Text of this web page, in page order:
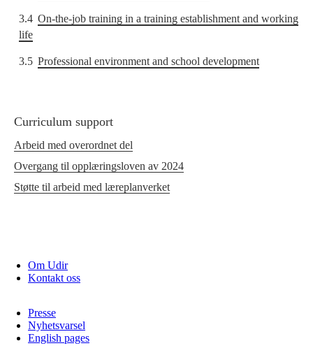
3.4 On-the-job training in a training establishment and working
life
3.5 Professional environment and school development
Curriculum support
Arbeid med overordnet del
Overgang til opplæringsloven av 2024
Støtte til arbeid med læreplanverket
Om Udir
Kontakt oss
Presse
Nyhetsvarsel
English pages